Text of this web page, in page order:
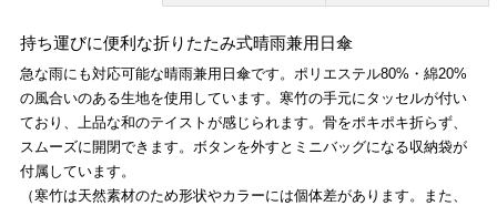
持ち運びに便利な折りたたみ式晴雨兼用日傘
急な雨にも対応可能な晴雨兼用日傘です。ポリエステル80%・綿20%
の風合いのある生地を使用しています。寒竹の手元にタッセルが付い
ており、上品な和のテイストが感じられます。骨をポキポキ折らず、
スムーズに開閉できます。ボタンを外すとミニバッグになる収納袋が
付属しています。
（寒竹は天然素材のため形状やカラーには個体差があります。また、